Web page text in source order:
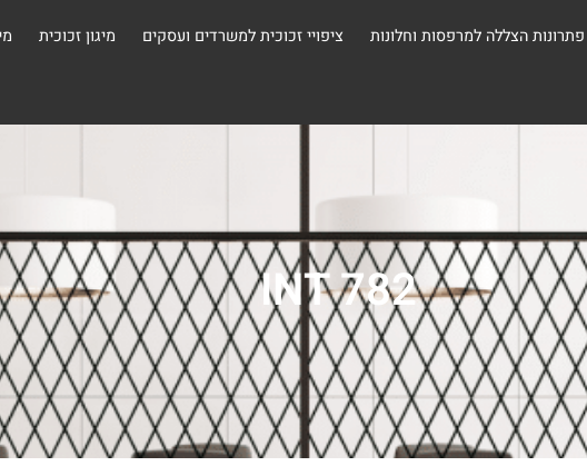
פתרונות הצללה למרפסות וחלונות ציפויי זכוכית למשרדים ועסקים מיגון זכוכית
INT 782